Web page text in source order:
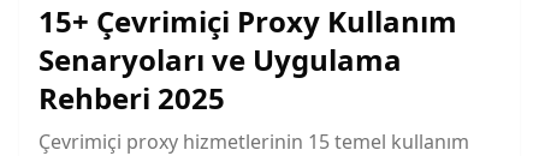
15+ Çevrimiçi Proxy Kullanım
Senaryoları ve Uygulama
Rehberi 2025
Çevrimiçi proxy hizmetlerinin 15 temel kullanım